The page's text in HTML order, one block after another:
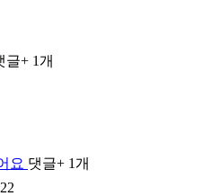
글+ 1개
요 댓글+ 1개